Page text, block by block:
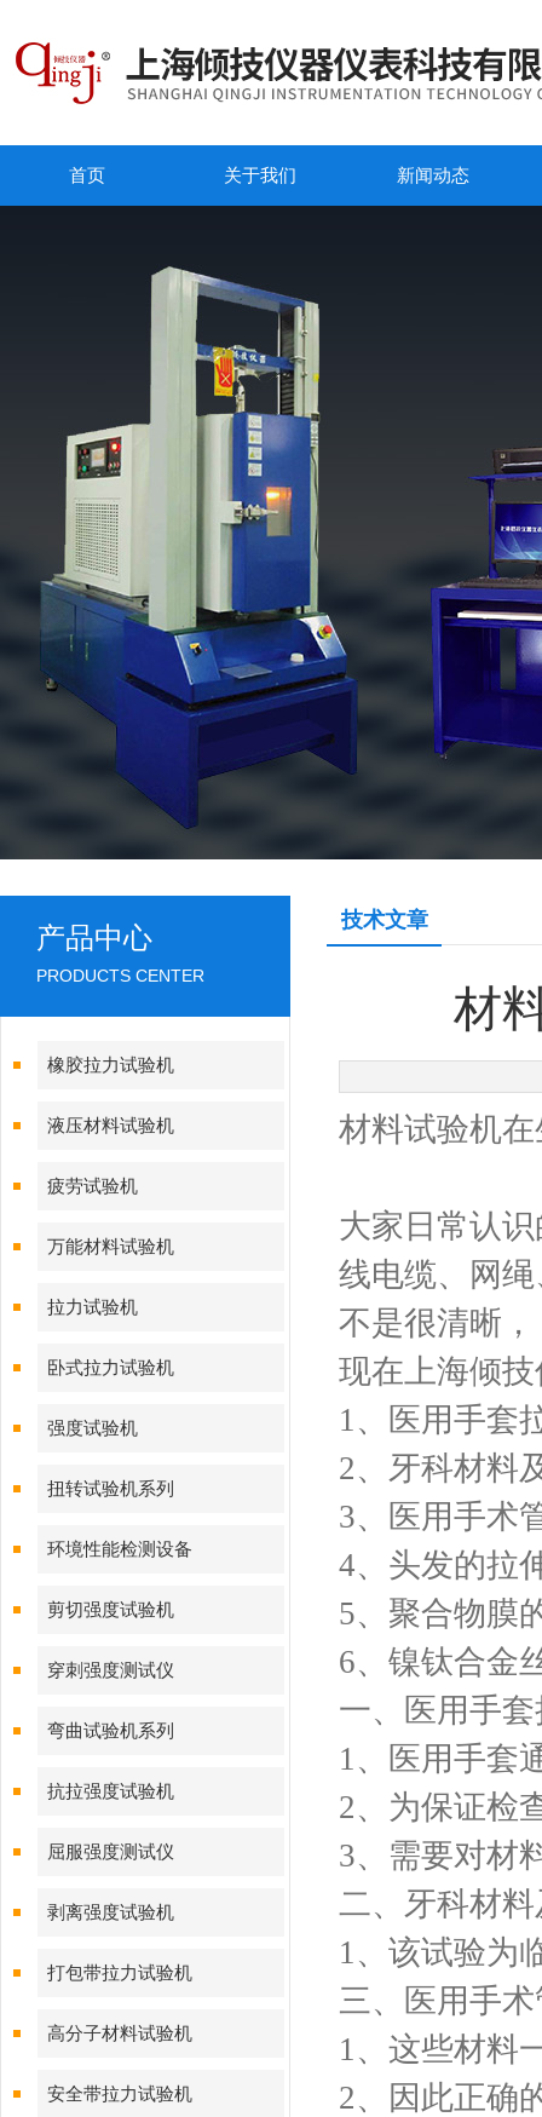
首页 关于我们 新闻动态
产品中心
PRODUCTS CENTER
橡胶拉力试验机
液压材料试验机
疲劳试验机
万能材料试验机
拉力试验机
卧式拉力试验机
强度试验机
扭转试验机系列
环境性能检测设备
剪切强度试验机
穿刺强度测试仪
弯曲试验机系列
抗拉强度试验机
屈服强度测试仪
剥离强度试验机
打包带拉力试验机
高分子材料试验机
安全带拉力试验机
技术文章
材
材料试验机
大家日常认
线电缆、网
不是很清晰，
现在上海倾
1、医用手套
2、牙科材料
3、医用手术
4、头发的拉
5、聚合物膜
6、镍钛合金
一、医用手
1、医用手套
2、为保证检
3、需要对材
二、牙科材
1、该试验为
三、医用手
1、这些材料
2、因此正确